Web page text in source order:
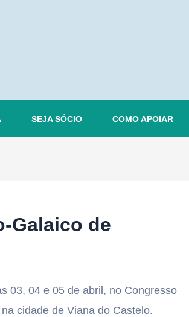
SEJA SÓCIO COMO APOIAR
Galaico de
03, 04 e 05 de abril, no Congresso
cidade de Viana do Castelo.